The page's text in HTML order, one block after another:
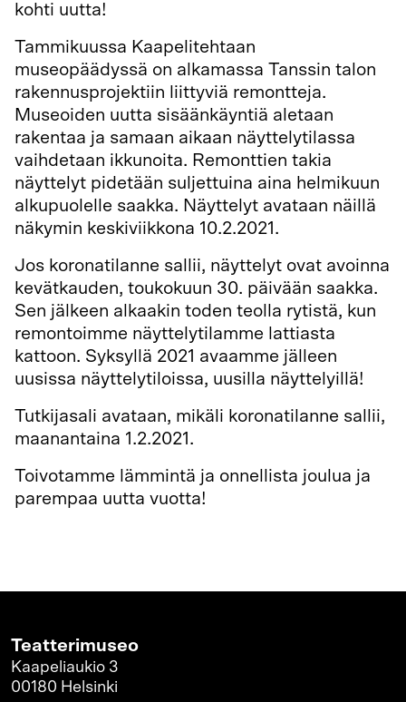
kohti uutta!
Tammikuussa Kaapelitehtaan
museopäädyssä on alkamassa Tanssin talon
rakennusprojektiin liittyviä remontteja.
Museoiden uutta sisäänkäyntiä aletaan
rakentaa ja samaan aikaan näyttelytilassa
vaihdetaan ikkunoita. Remonttien takia
näyttelyt pidetään suljettuina aina helmikuun
alkupuolelle saakka. Näyttelyt avataan näillä
näkymin keskiviikkona 10.2.2021.
Jos koronatilanne sallii, näyttelyt ovat avoinna
kevätkauden, toukokuun 30. päivään saakka.
Sen jälkeen alkaakin toden teolla rytistä, kun
remontoimme näyttelytilamme lattiasta
kattoon. Syksyllä 2021 avaamme jälleen
uusissa näyttelytiloissa, uusilla näyttelyillä!
Tutkijasali avataan, mikäli koronatilanne sallii,
maanantaina 1.2.2021.
Toivotamme lämmintä ja onnellista joulua ja
parempaa uutta vuotta!
Teatterimuseo
Kaapeliaukio 3
00180 Helsinki